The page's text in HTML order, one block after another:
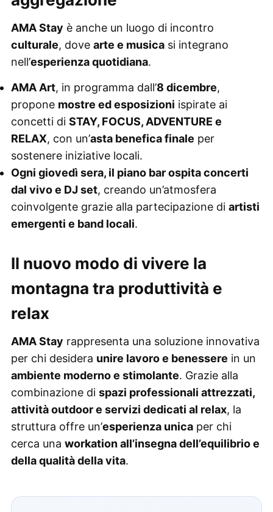
AMA Stay è anche un luogo di incontro
culturale, dove arte e musicasi integrano
nell’esperienza quotidiana.
AMA Art, in programma dall’8 dicembre,
propone mostre ed esposizioni ispirate ai
concetti di STAY, FOCUS, ADVENTURE e
RELAX, con un’asta benefica finale per
sostenere iniziative locali.
Ogni giovedì sera, il piano bar ospita concerti
dal vivo e DJ set, creando un’atmosfera
coinvolgente grazie alla partecipazione di artisti
emergenti e band locali.
Il nuovo modo di vivere la
montagna tra produttività e
relax
AMA Stay rappresenta una soluzione innovativa
per chi desidera unire lavoro e benessere in un
ambiente moderno e stimolante. Grazie alla
combinazione di spazi professionali attrezzati,
attività outdoor e servizi dedicati al relax, la
struttura offre un’esperienza unicaper chi
cerca una workation all’insegna dell’equilibrio e
della qualità della vita.